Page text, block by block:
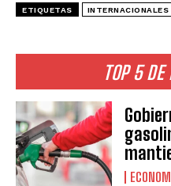
TOP 5
ETIQUETAS INTERNACIONALES